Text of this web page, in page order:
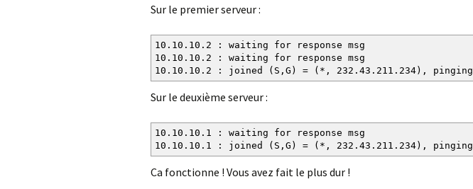
Sur le premier serveur :
10.10.10.2 : waiting for response msg
10.10.10.2 : waiting for response msg
10.10.10.2 : joined (S,G) = (*, 232.43.211.234), pinging
Sur le deuxième serveur :
10.10.10.1 : waiting for response msg
10.10.10.1 : joined (S,G) = (*, 232.43.211.234), pinging
Ca fonctionne ! Vous avez fait le plus dur !